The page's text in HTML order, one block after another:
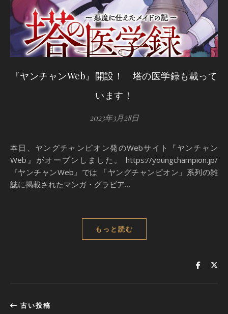
『ヤンチャンWeb』開設！ 塔の医学録も載って
います！
2023年3月28日
本日、ヤングチャンピオン発のWebサイト『ヤンチャン
Web』がオープンしました。 https://youngchampion.jp/
『ヤンチャンWeb』では 「ヤングチャンピオン」系列の雑
誌に掲載されたマンガ・グラビア…
もっと読む
古い投稿